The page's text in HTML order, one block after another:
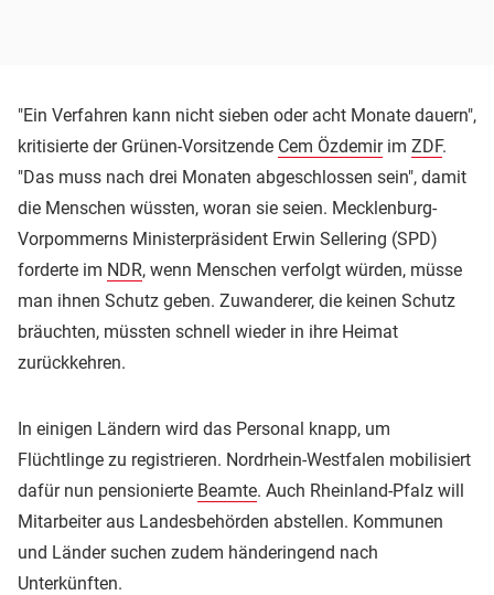
"Ein Verfahren kann nicht sieben oder acht Monate dauern",
kritisierte der Grünen-Vorsitzende Cem Özdemirim ZDF.
"Das muss nach drei Monaten abgeschlossen sein", damit
die Menschen wüssten, woran sie seien. Mecklenburg-
Vorpommerns Ministerpräsident Erwin Sellering (SPD)
forderte im NDR, wenn Menschen verfolgt würden, müsse
man ihnen Schutz geben. Zuwanderer, die keinen Schutz
bräuchten, müssten schnell wieder in ihre Heimat
zurückkehren.
In einigen Ländern wird das Personal knapp, um
Flüchtlinge zu registrieren. Nordrhein-Westfalen mobilisiert
dafür nun pensionierte Beamte. Auch Rheinland-Pfalz will
Mitarbeiter aus Landesbehörden abstellen. Kommunen
und Länder suchen zudem händeringend nach
Unterkünften.